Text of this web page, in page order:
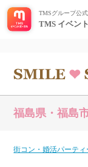
ログイン
はじめての
今週の婚活
TMSグループ公
TMS イベン
福島県・福島
街コン・婚活パーティ